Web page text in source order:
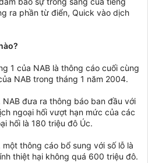
ra phần từ điển, Quick vào dịch
1 của NAB là thông cáo cuối cùng
NAB trong tháng 1 năm 2004.
đưa ra thông báo ban đầu với
ngoại hối vượt hạn mức của các
hối là 180 triệu đô Úc.
thông cáo bổ sung với số lỗ là
thiệt hại không quá 600 triệu đô.